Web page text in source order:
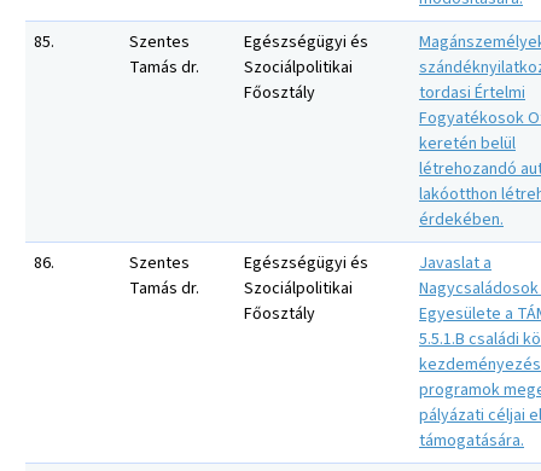
85.
Szentes
Tamás dr.
Egészségügyi és
Szociálpolitikai
Főosztály
tordasi Értelmi
Fogyatékosok
keretén belül
létrehozandó
lakóotthon
érdekében.
86.
Szentes
Tamás dr.
Egészségügyi és
Szociálpolitikai
Főosztály
Javaslat a
Egyesülete a
5.5.1.B családi
programok
pályázati céljai
támogatására.